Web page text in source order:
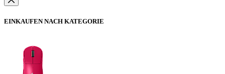
EINKAUFEN NACH KATEGORIE